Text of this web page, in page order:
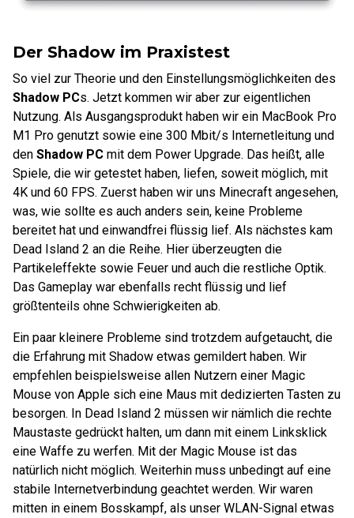
Der Shadow im Praxistest
So viel zur Theorie und den Einstellungsmöglichkeiten des
Shadow PCs. Jetzt kommen wir aber zur eigentlichen
Nutzung. Als Ausgangsprodukt haben wir ein MacBook Pro
M1 Pro genutzt sowie eine 300 Mbit/s Internetleitung und
den Shadow PC mit dem Power Upgrade. Das heißt, alle
Spiele, die wir getestet haben, liefen, soweit möglich, mit
4K und 60 FPS. Zuerst haben wir uns Minecraft angesehen,
was, wie sollte es auch anders sein, keine Probleme
bereitet hat und einwandfrei flüssig lief. Als nächstes kam
Dead Island 2 an die Reihe. Hier überzeugten die
Partikeleffekte sowie Feuer und auch die restliche Optik.
Das Gameplay war ebenfalls recht flüssig und lief
größtenteils ohne Schwierigkeiten ab.
Ein paar kleinere Probleme sind trotzdem aufgetaucht, die
die Erfahrung mit Shadow etwas gemildert haben. Wir
empfehlen beispielsweise allen Nutzern einer Magic
Mouse von Apple sich eine Maus mit dedizierten Tasten zu
besorgen. In Dead Island 2 müssen wir nämlich die rechte
Maustaste gedrückt halten, um dann mit einem Linksklick
eine Waffe zu werfen. Mit der Magic Mouse ist das
natürlich nicht möglich. Weiterhin muss unbedingt auf eine
stabile Internetverbindung geachtet werden. Wir waren
mitten in einem Bosskampf, als unser WLAN-Signal etwas